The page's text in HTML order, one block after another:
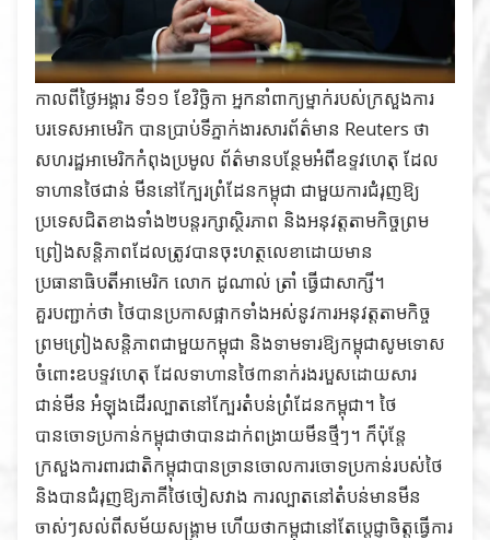
កាលពីថ្ងៃអង្គារ ទី១១ ខែវិច្ឆិកា អ្នកនាំពាក្យម្នាក់របស់ក្រសួងការ
បរទេសអាមេរិក បានប្រាប់ទីភ្នាក់ងារសារព័ត៌មាន Reuters ថា
សហរដ្ឋអាមេរិកកំពុងប្រមូល ព័ត៌មានបន្ថែមអំពីឧទ្ទវហេតុ ដែល
ទាហានថៃជាន់ មីននៅក្បែរព្រំដែនកម្ពុជា ជាមួយការជំរុញឱ្យ
ប្រទេសជិតខាងទាំង២បន្តរក្សាស្ថិរភាព និងអនុវត្តតាមកិច្ចព្រម
ព្រៀងសន្តិភាពដែលត្រូវបានចុះហត្ថលេខាដោយមាន
ប្រធានាធិបតីអាមេរិក លោក ដូណាល់ ត្រាំ ធ្វើជាសាក្សី។
គួរបញ្ជាក់ថា ថៃបានប្រកាសផ្អាកទាំងអស់នូវការអនុវត្តតាមកិច្ច
ព្រមព្រៀងសន្តិភាពជាមួយកម្ពុជា និងទាមទារឱ្យកម្ពុជាសូមទោស
ចំពោះឧបទ្ទវហេតុ ដែលទាហានថៃ៣នាក់រងរបួសដោយសារ
ជាន់មីន អំឡុងដើរល្បាតនៅក្បែរតំបន់ព្រំដែនកម្ពុជា។ ថៃ
បានចោទប្រកាន់កម្ពុជាថាបានដាក់ពង្រាយមីនថ្មីៗ។ ក៏ប៉ុន្តែ
ក្រសួងការពារជាតិកម្ពុជាបានច្រានចោលការចោទប្រកាន់របស់ថៃ
និងបានជំរុញឱ្យភាគីថៃចៀសវាង ការល្បាតនៅតំបន់មានមីន
ចាស់ៗសល់ពីសម័យសង្រ្គាម ហើយថាកម្ពុជានៅតែប្ដេជ្ញាចិត្តធ្វើការ